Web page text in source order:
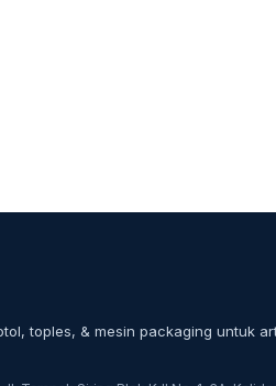
toples, & mesin packaging untuk